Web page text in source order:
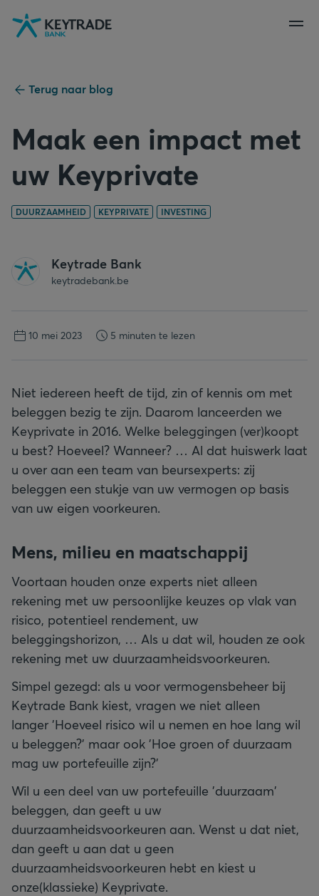
Naar
navigatie
Naar
aanmelden
Naar
inhoud
Terug naar blog
Maak een impact met
uw Keyprivate
DUURZAAMHEID KEYPRIVATE INVESTING
Keytrade Bank
keytradebank.be
10 mei 2023 5 minuten te lezen
Niet iedereen heeft de tijd, zin of kennis om met
beleggen bezig te zijn. Daarom lanceerden we
Keyprivate in 2016. Welke beleggingen (ver)koopt
u best? Hoeveel? Wanneer? … Al dat huiswerk laat
u over aan een team van beursexperts: zij
beleggen een stukje van uw vermogen op basis
van uw eigen voorkeuren.
Mens, milieu en maatschappij
Voortaan houden onze experts niet alleen
rekening met uw persoonlijke keuzes op vlak van
risico, potentieel rendement, uw
beleggingshorizon, … Als u dat wil, houden ze ook
rekening met uw duurzaamheidsvoorkeuren.
Simpel gezegd: als u voor vermogensbeheer bij
Keytrade Bank kiest, vragen we niet alleen
langer 'Hoeveel risico wil u nemen en hoe lang wil
u beleggen?' maar ook 'Hoe groen of duurzaam
mag uw portefeuille zijn?'
Wil u een deel van uw portefeuille 'duurzaam'
beleggen, dan geeft u uw
duurzaamheidsvoorkeuren aan. Wenst u dat niet,
dan geeft u aan dat u geen
duurzaamheidsvoorkeuren hebt en kiest u
onze(klassieke) Keyprivate.